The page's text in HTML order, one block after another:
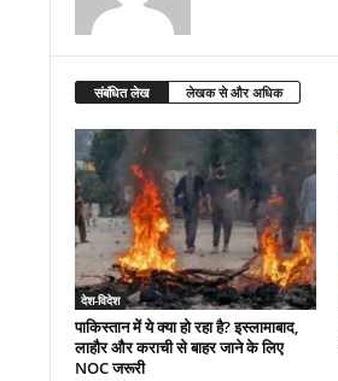
संबंधित लेख लेखक से और अधिक
देश-विदेश
पाकिस्तान में ये क्या हो रहा है? इस्लामाबाद,
लाहौर और कराची से बाहर जाने के लिए
NOC जरूरी